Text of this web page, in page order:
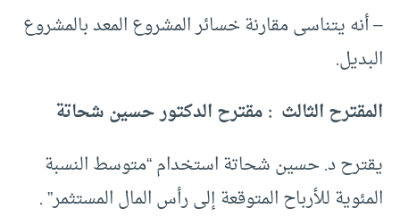
– أنه يتناسى مقارنة خسائر المشروع المعد بالمشروع
البديل.
المقترح الثالث : مقترح الدكتور حسين شحاتة
يقترح د. حسين شحاتة استخدام “متوسط النسبة
المئوية للأرباح المتوقعة إلى رأس المال المستثمر” .